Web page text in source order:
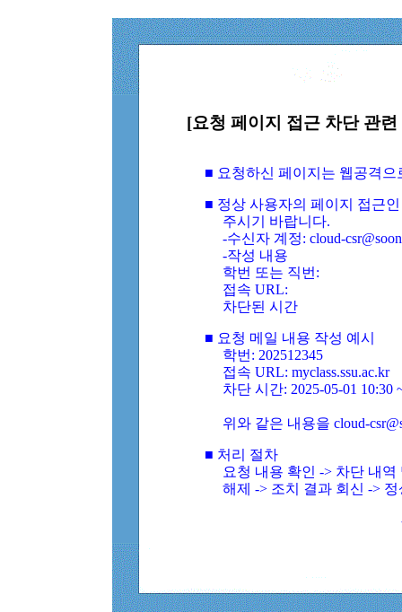
[요청 페이지 접근 차단 관
■ 요청하신 페이지는 웹공격
■ 정상 사용자의 페이지 접근
주시기 바랍니다.
-수신자 계정: cloud-
-작성 내용
학번 또는 직번:
접속 URL:
차단된 시간
■ 요청 메일 내용 작성 예시
학번: 202512345
접속 URL: myclass.ssu.ac.kr
차단 시간: 2025-05-01 10:30
위와 같은 내용을 cloud-
■ 처리 절차
요청 내용 확인 -> 차단 내
해제 -> 조치 결과 회신 ->